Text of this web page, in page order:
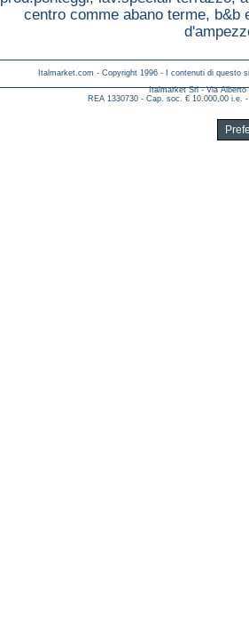
centro comme abano terme, b&b
Italmarket.com - Copyright 1996 - I contenuti di questo
Italmarket Srl - Via Alberto
REA 1330730 - Cap. soc. € 10.000,00 i.e.